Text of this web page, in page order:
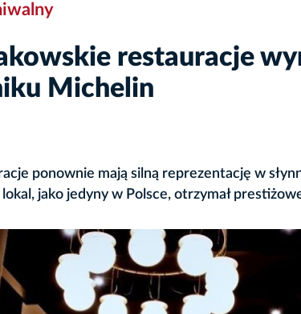
restauracje
Michelin
ponownie mają silną reprezentację w
jako jedyny w Polsce, otrzymał